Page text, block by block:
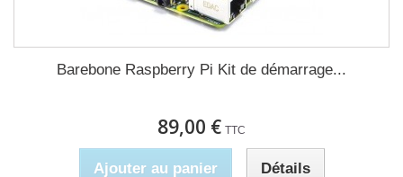
Barebone Raspberry Pi Kit de démarrage...
89,00 € TTC
Ajouter au panier Détails